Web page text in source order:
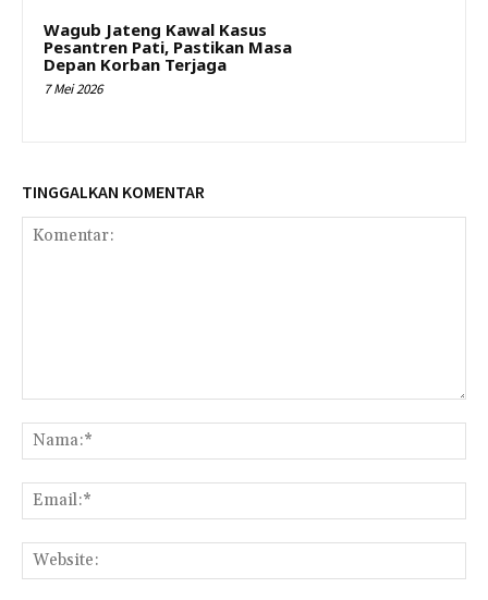
Wagub Jateng Kawal Kasus
Pesantren Pati, Pastikan Masa
Depan Korban Terjaga
7 Mei 2026
TINGGALKAN KOMENTAR